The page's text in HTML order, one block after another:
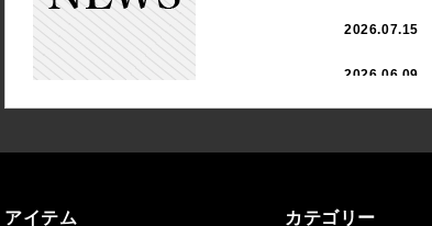
2026.07.15
2026.06.09
2026.05.08
アイテム カテゴリー